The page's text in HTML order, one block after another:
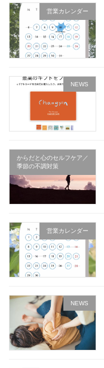
営業カレンダー
NEWS
からだと心のセルフケア／
季節の不調対策
営業カレンダー
NEWS